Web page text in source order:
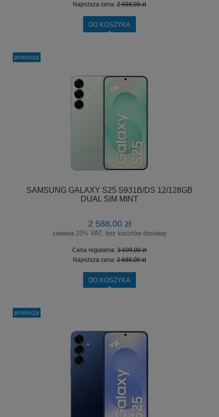
Najniższa cena: 2 688,00 zł
DO KOSZYKA
SAMSUNG GALAXY S25 S931B/DS 12/128GB
DUAL SIM MINT
2 588,00 zł
zawiera 23% VAT, bez kosztów dostawy
Cena regularna: 3 699,00 zł
Najniższa cena: 2 688,00 zł
DO KOSZYKA
promocja
promocja